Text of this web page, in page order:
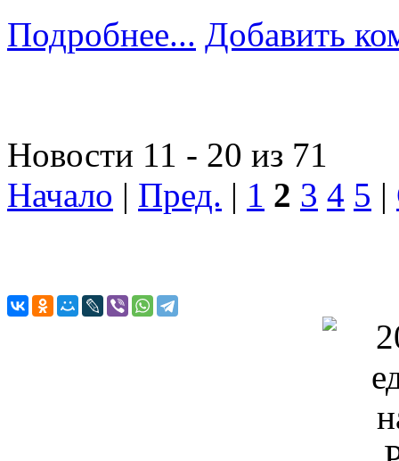
Подробнее... Добавить
Новости 11 - 20 из 71
Начало | Пред. | 1 2 3 4 5 |